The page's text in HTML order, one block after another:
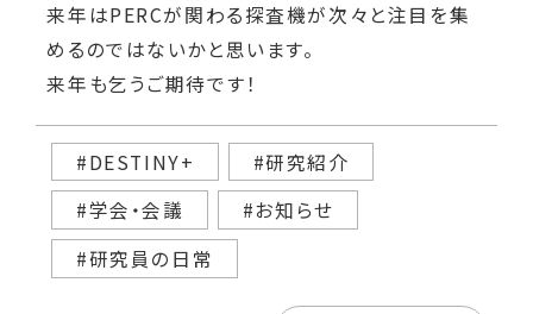
来年はPERCが関わる探査機が次々と注目を集
めるのではないかと思います。
来年も乞うご期待です！
#DESTINY+
#研究紹介
#学会・会議
#お知らせ
#研究員の日常